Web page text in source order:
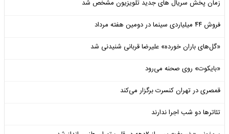
زمان پخش سریال های جدید تلویزیون مشخص شد
فروش ۴۴ میلیاردی سینما در دومین هفته‌ مرداد
«گل‌های باران خورده» علیرضا قربانی شنیدنی شد
«بایکوت» روی صحنه می‌رود
قمصری در تهران کنسرت برگزار می‌کند
تئاترها دو شب اجرا ندارند